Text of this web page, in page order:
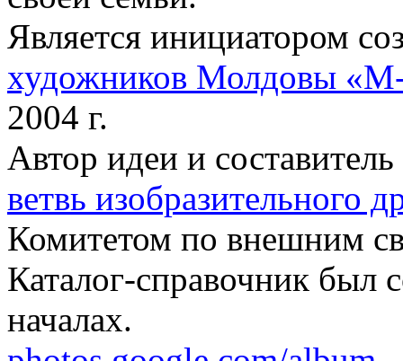
Является инициатором
художников Молдовы
2004 г.
Автор идеи и
ветвь изобразительного
Комитетом по внешним
Каталог-справочник был
началах.